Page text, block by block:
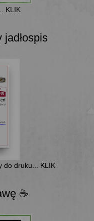
KLIK
jadłospis
do druku... KLIK
☕